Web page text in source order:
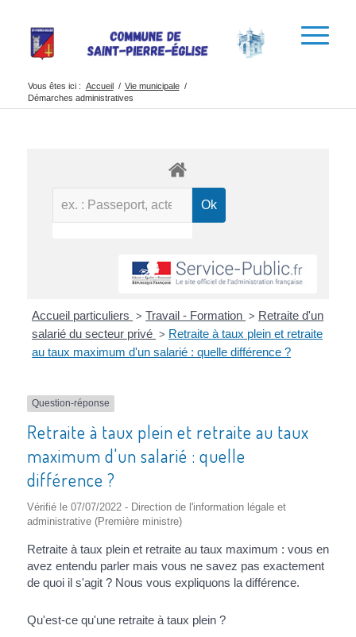
Vous êtes ici : Accueil / Vie municipale /
Démarches administratives
Accueil particuliers > Travail - Formation > Retraite d'un
salarié du secteur privé > Retraite à taux plein et retraite
au taux maximum d'un salarié : quelle différence ?
Question-réponse
Retraite à taux plein et retraite au taux
maximum d'un salarié : quelle
différence ?
Vérifié le 07/07/2022 - Direction de l'information légale et
administrative (Première ministre)
Retraite à taux plein et retraite au taux maximum : vous en
avez entendu parler mais vous ne savez pas exactement
de quoi il s'agit ? Nous vous expliquons la différence.
Qu'est-ce qu'une retraite à taux plein ?